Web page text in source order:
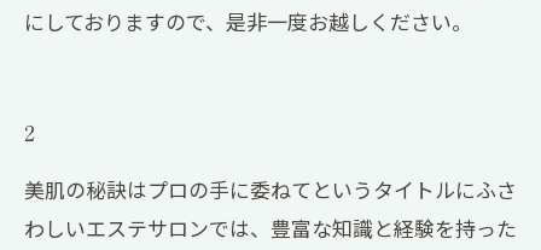
にしておりますので、是非一度お越しください。
2
美肌の秘訣はプロの手に委ねてというタイトルにふさ
わしいエステサロンでは、豊富な知識と経験を持った